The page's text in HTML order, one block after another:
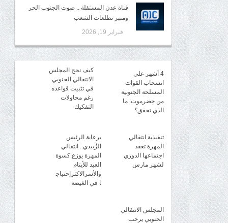
قناة عدن المستقلة .. صوت الجنوب الحر
ومنبر تطلعات الشعب
فبراير 19, 2026
4 أشهر على
انسحاب القوات
المسلحة الجنوبية
من حضرموت: ما
الذي تحقق؟
كيف نجح المجلس
الانتقالي الجنوبي
في تثبيت قواعده
رغم محاولات
التفكيك
تنفيذية انتقالي
المهرة تعقد
اجتماعها الدوري
لشهر مارس
برعاية الرئيس
الزُبيدي.. انتقالي
المهرة يوزع كسوة
العيد للأيتام
والأسرالاكثرإحتياج
ا في الغيضة
المجلس الانتقالي
الجنوبي يرحب